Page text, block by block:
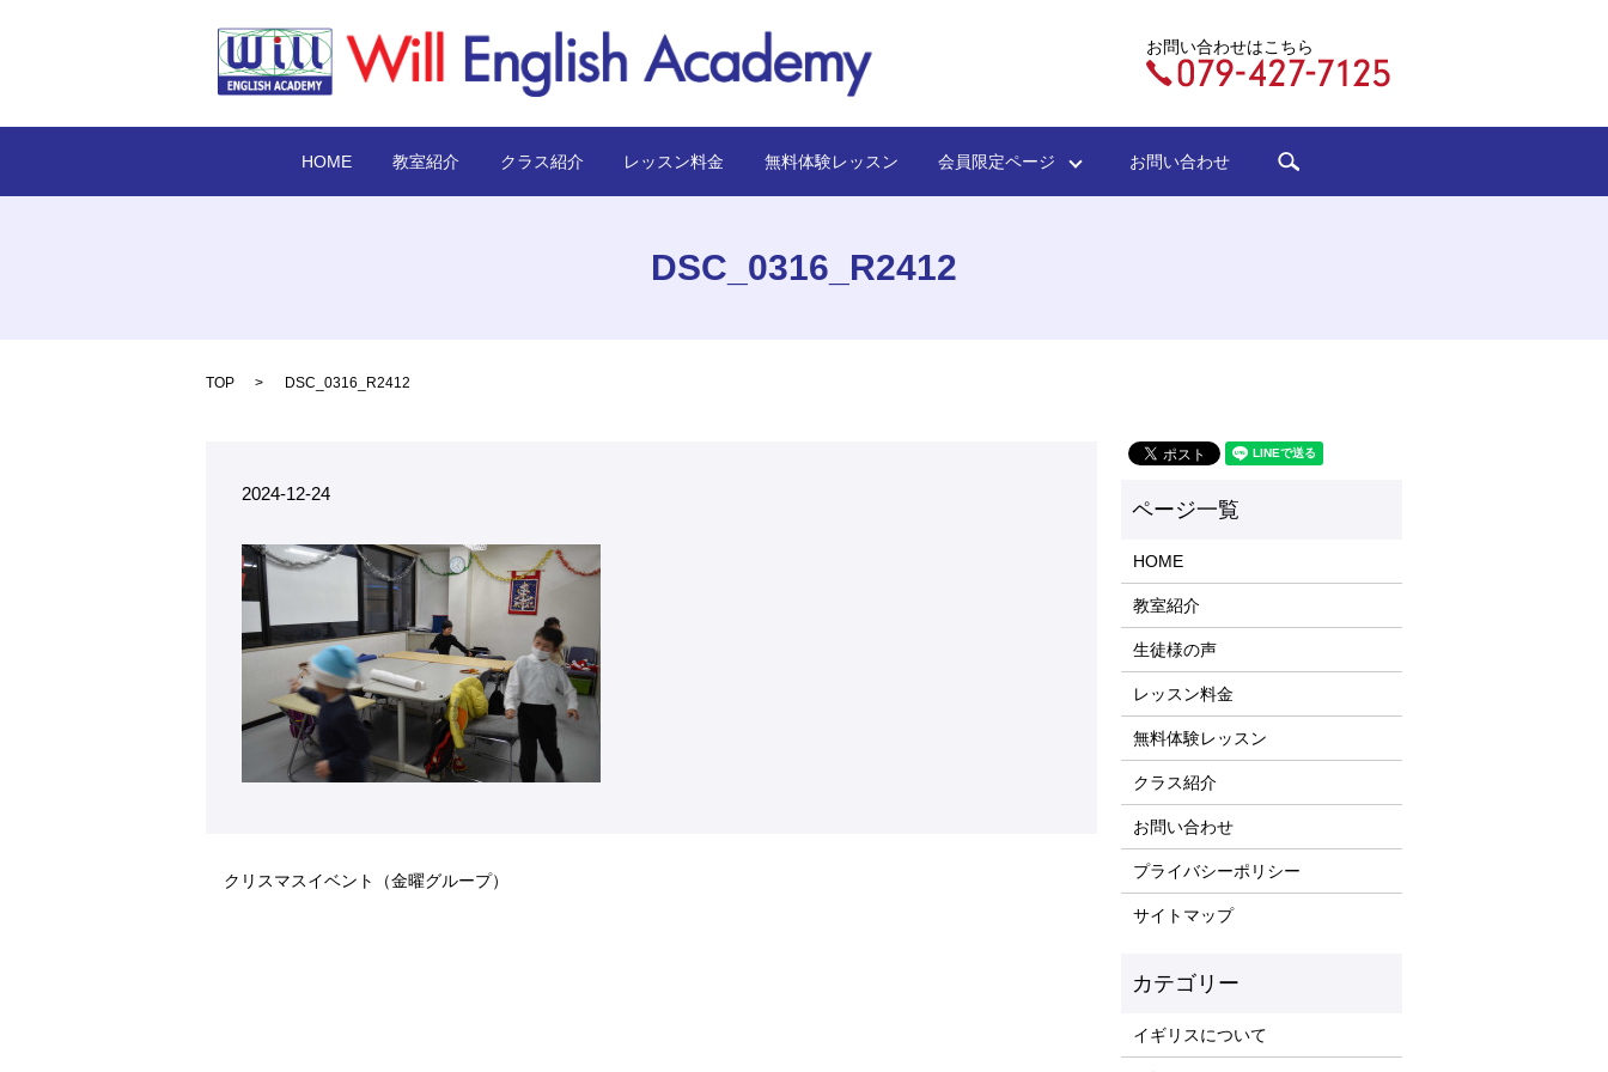
お問い合わせはこちら
HOME 教室紹介 クラス紹介 レッスン料金 無料体験レッスン 会員限定ページ お問い合わせ
DSC_0316_R2412
TOP DSC_0316_R2412
2024-12-24
クリスマスイベント（金曜グループ）
HOME
教室紹介
生徒様の声
レッスン料金
無料体験レッスン
クラス紹介
お問い合わせ
プライバシーポリシー
サイトマップ
イギリスについて